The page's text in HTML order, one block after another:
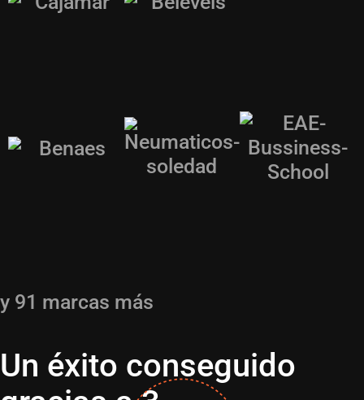
y 91 marcas más
Un éxito conseguido